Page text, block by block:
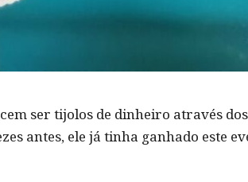
ser tijolos de dinheiro através
antes, ele já tinha ganhado este